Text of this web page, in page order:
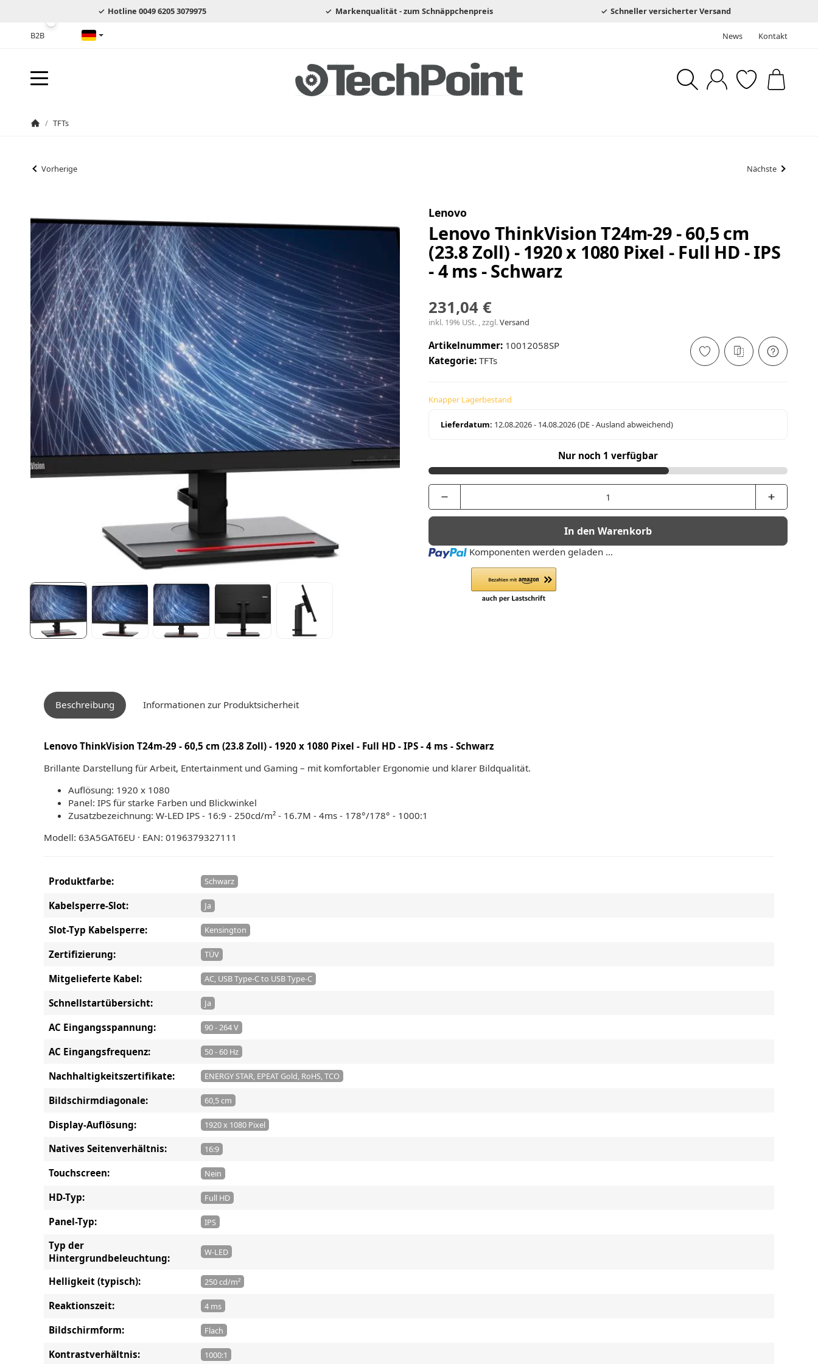
Hotline 0049 6205 3079975 Markenqualität - zum Schnäppchenpreis Schneller versicherter Versand
B2B Deutsch News Kontakt
/ TFTs
Vorherige Nächste
Lenovo
Lenovo ThinkVision T24m-29 - 60,5 cm
(23.8 Zoll) - 1920 x 1080 Pixel - Full HD - IPS
- 4 ms - Schwarz
231,04 €
inkl. 19% USt. , zzgl.Versand
Artikelnummer: 10012058SP
Kategorie: TFTs
Knapper Lagerbestand
Lieferdatum: 12.08.2026 - 14.08.2026(DE - Ausland abweichend)
Nur noch 1 verfügbar
In den Warenkorb
Loading... Komponenten werden geladen ...
Beschreibung Informationen zur Produktsicherheit
Lenovo ThinkVision T24m-29 - 60,5 cm (23.8 Zoll) - 1920 x 1080 Pixel - Full HD - IPS - 4 ms - Schwarz
Brillante Darstellung für Arbeit, Entertainment und Gaming – mit komfortabler Ergonomie und klarer Bildqualität.
Auflösung: 1920 x 1080
Panel: IPS für starke Farben und Blickwinkel
Zusatzbezeichnung: W-LED IPS - 16:9 - 250cd/m² - 16.7M - 4ms - 178°/178° - 1000:1
Modell: 63A5GAT6EU · EAN: 0196379327111
Produktfarbe: Schwarz
Kabelsperre-Slot: Ja
Slot-Typ Kabelsperre: Kensington
Zertifizierung: TÜV
Mitgelieferte Kabel: AC, USB Type-C to USB Type-C
Schnellstartübersicht: Ja
AC Eingangsspannung: 90 - 264 V
AC Eingangsfrequenz: 50 - 60 Hz
Nachhaltigkeitszertifikate: ENERGY STAR, EPEAT Gold, RoHS, TCO
Bildschirmdiagonale: 60,5 cm
Display-Auflösung: 1920 x 1080 Pixel
Natives Seitenverhältnis: 16:9
Touchscreen: Nein
HD-Typ: Full HD
Panel-Typ: IPS
Typ der
Hintergrundbeleuchtung:
W-LED
Helligkeit (typisch): 250 cd/m²
Reaktionszeit: 4 ms
Bildschirmform: Flach
Kontrastverhältnis: 1000:1